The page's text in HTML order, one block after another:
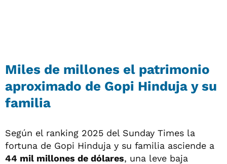
Miles de millones el patrimonio
aproximado de Gopi Hinduja y su
familia
Según el ranking 2025 del Sunday Times la
fortuna de Gopi Hinduja y su familia asciende a
44 mil millones de dólares, una leve baja